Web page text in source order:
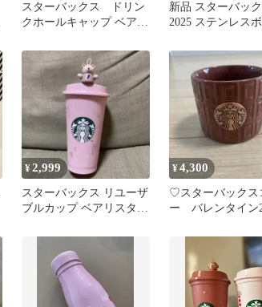
スターバックス ドリン
クホールキャップ ベアリ
新品 スターバッ
2025 ステンレス
スタバ
¥2,999
スターバックス リユーザ
ブルカップ ベアリスタ付
¥4,300
♡スターバックス
ー バレンタイン